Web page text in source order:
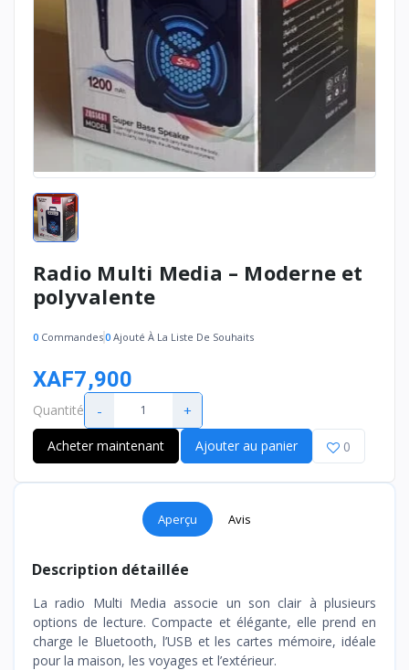
Radio Multi Media – Moderne et
polyvalente
0 Commandes0 Ajouté À La Liste De Souhaits
XAF7,900
Quantité - +
Acheter maintenant Ajouter au panier 0
Aperçu Avis
Description détaillée
La radio Multi Media associe un son clair à plusieurs
options de lecture. Compacte et élégante, elle prend en
charge le Bluetooth, l’USB et les cartes mémoire, idéale
pour la maison, les voyages et l’extérieur.